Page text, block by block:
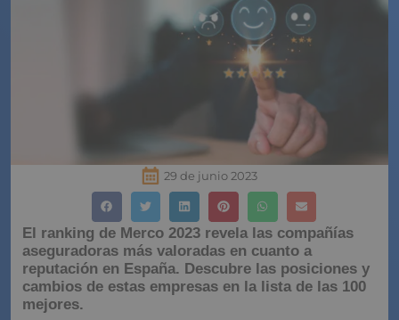
29 de junio 2023
El ranking de Merco 2023 revela las compañías
aseguradoras más valoradas en cuanto a
reputación en España. Descubre las posiciones y
cambios de estas empresas en la lista de las 100
mejores.